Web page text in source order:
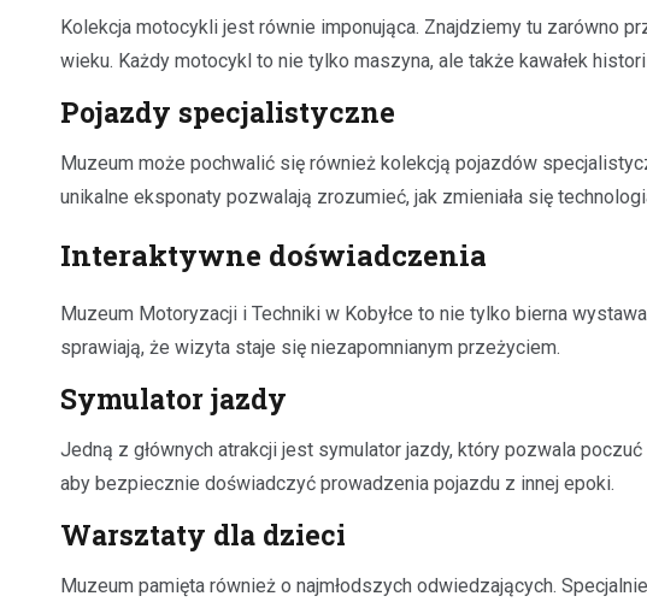
Kolekcja motocykli jest równie imponująca. Znajdziemy tu zarówno
wieku. Każdy motocykl to nie tylko maszyna, ale także kawałek
Pojazdy specjalistyczne
Muzeum może pochwalić się również kolekcją pojazdów
unikalne eksponaty pozwalają zrozumieć, jak zmieniała się
Interaktywne doświadczenia
Muzeum Motoryzacji i Techniki w Kobyłce to nie tylko bierna
sprawiają, że wizyta staje się niezapomnianym przeżyciem.
Symulator jazdy
Jedną z głównych atrakcji jest symulator jazdy, który pozwala
aby bezpiecznie doświadczyć prowadzenia pojazdu z innej epoki.
Warsztaty dla dzieci
Muzeum pamięta również o najmłodszych odwiedzających.